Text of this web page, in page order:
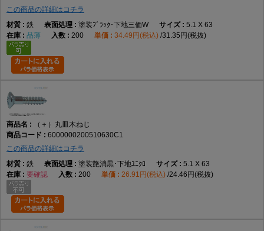
この商品の詳細はコチラ
鉄
塗装ﾌﾞﾗｯｸ･下地三価W
5.1 X 63
品薄
200 34.49円(税込) 31.35円(税抜)
（＋）丸皿木ねじ
6000000200510630C1
この商品の詳細はコチラ
鉄
塗装艶消黒･下地ﾕﾆｸﾛ
5.1 X 63
要確認
200 26.91円(税込) 24.46円(税抜)